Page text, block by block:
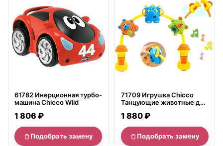
61782 Инерционная турбо-
машина Chicco Wild
1 806 ₽
Подобрать замену
71709 Игрушка Chicco
Танцующие животные для
1 880 ₽
Подобрать замену